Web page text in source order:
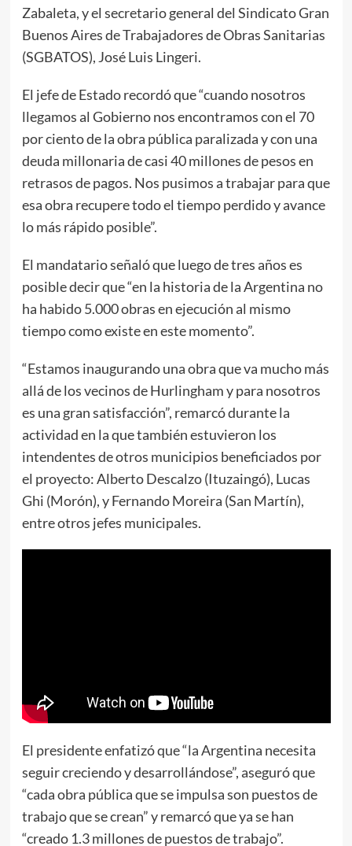
Zabaleta, y el secretario general del Sindicato Gran
Buenos Aires de Trabajadores de Obras Sanitarias
(SGBATOS), José Luis Lingeri.
El jefe de Estado recordó que “cuando nosotros
llegamos al Gobierno nos encontramos con el 70
por ciento de la obra pública paralizada y con una
deuda millonaria de casi 40 millones de pesos en
retrasos de pagos. Nos pusimos a trabajar para que
esa obra recupere todo el tiempo perdido y avance
lo más rápido posible”.
El mandatario señaló que luego de tres años es
posible decir que “en la historia de la Argentina no
ha habido 5.000 obras en ejecución al mismo
tiempo como existe en este momento”.
“Estamos inaugurando una obra que va mucho más
allá de los vecinos de Hurlingham y para nosotros
es una gran satisfacción”, remarcó durante la
actividad en la que también estuvieron los
intendentes de otros municipios beneficiados por
el proyecto: Alberto Descalzo (Ituzaingó), Lucas
Ghi (Morón), y Fernando Moreira (San Martín),
entre otros jefes municipales.
El presidente enfatizó que “la Argentina necesita
seguir creciendo y desarrollándose”, aseguró que
“cada obra pública que se impulsa son puestos de
trabajo que se crean” y remarcó que ya se han
“creado 1.3 millones de puestos de trabajo”.